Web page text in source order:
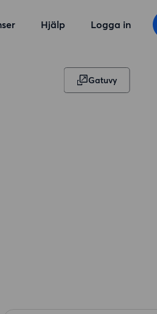
Hjälp Logga in
Gatuvy